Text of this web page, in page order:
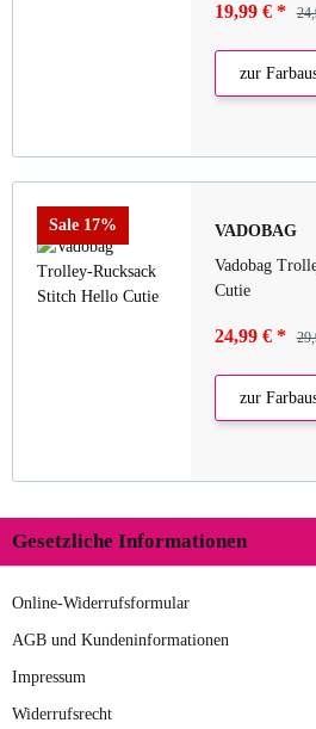
19,99 € *
zur
Sale 17%
VADOBAG
Vadobag
Cutie
24,99 € *
zur
Gesetzliche Informationen
Online-Widerrufsformular
AGB und Kundeninformationen
Impressum
Widerrufsrecht